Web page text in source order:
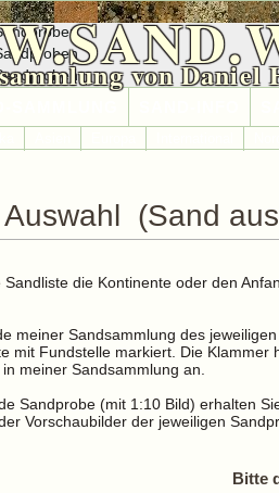
von Daniel
(Sand
die Kontinente oder den
meiner Sandsammlung des
mit Fundstelle markiert. Die Klammer
meiner Sandsammlung an.
Sandprobe (mit 1:10 Bild) erhalten
Vorschaubilder der jeweiligen
Bitte